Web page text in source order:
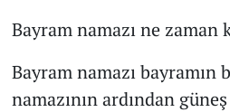
Bayram namazı ne zaman
Bayram namazı
namazının ardından